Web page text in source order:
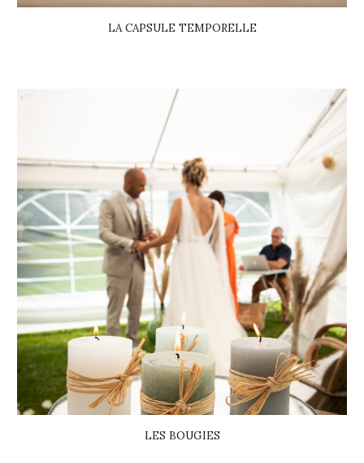
LA CAPSULE TEMPORELLE
LES BOUGIES